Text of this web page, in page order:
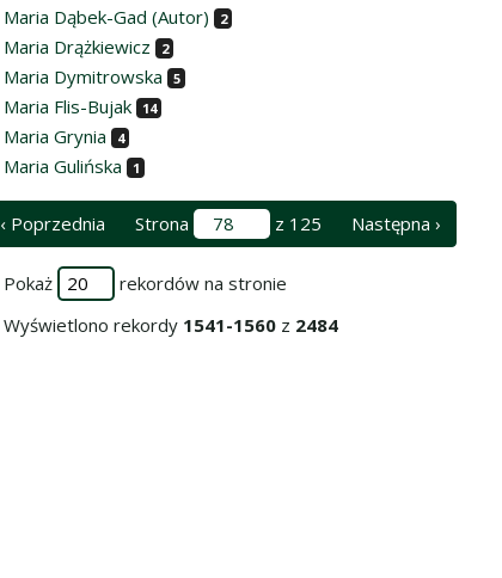
Maria Dąbek-Gad (Autor) 2
Maria Drążkiewicz 2
Maria Dymitrowska 5
Maria Flis-Bujak 14
Maria Grynia 4
Maria Gulińska 1
‹ Poprzednia Strona z 125 Następna ›
Pokaż
rekordów na stronie
Wyświetlono rekordy 1541-1560 z 2484